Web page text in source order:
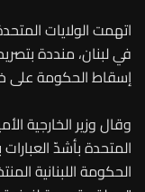
اتهمت الولايات
في لبنان، منددة
إسقاط الحكومة على
وقال وزير الخارجية
المتحدة بأشدّ
الحكومة اللبنانية